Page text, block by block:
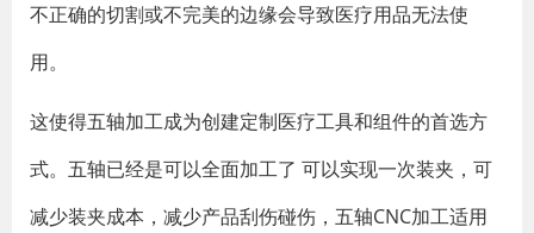
不正确的切割或不完美的边缘会导致医疗用品无法使
用。
这使得五轴加工成为创建定制医疗工具和组件的首选方
式。五轴已经是可以全面加工了 可以实现一次装夹，可
减少装夹成本，减少产品刮伤碰伤，五轴CNC加工适用